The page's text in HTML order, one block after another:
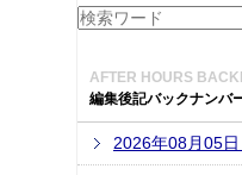
AFTER HOURS
編集後記バックナンバ
2026年08月05